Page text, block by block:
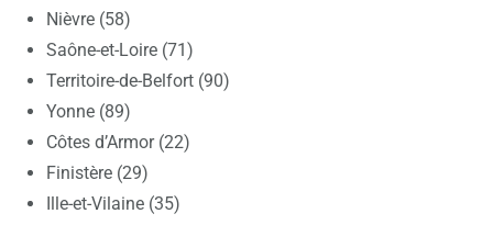
Nièvre (58)
Saône-et-Loire (71)
Territoire-de-Belfort (90)
Yonne (89)
Côtes d’Armor (22)
Finistère (29)
Ille-et-Vilaine (35)